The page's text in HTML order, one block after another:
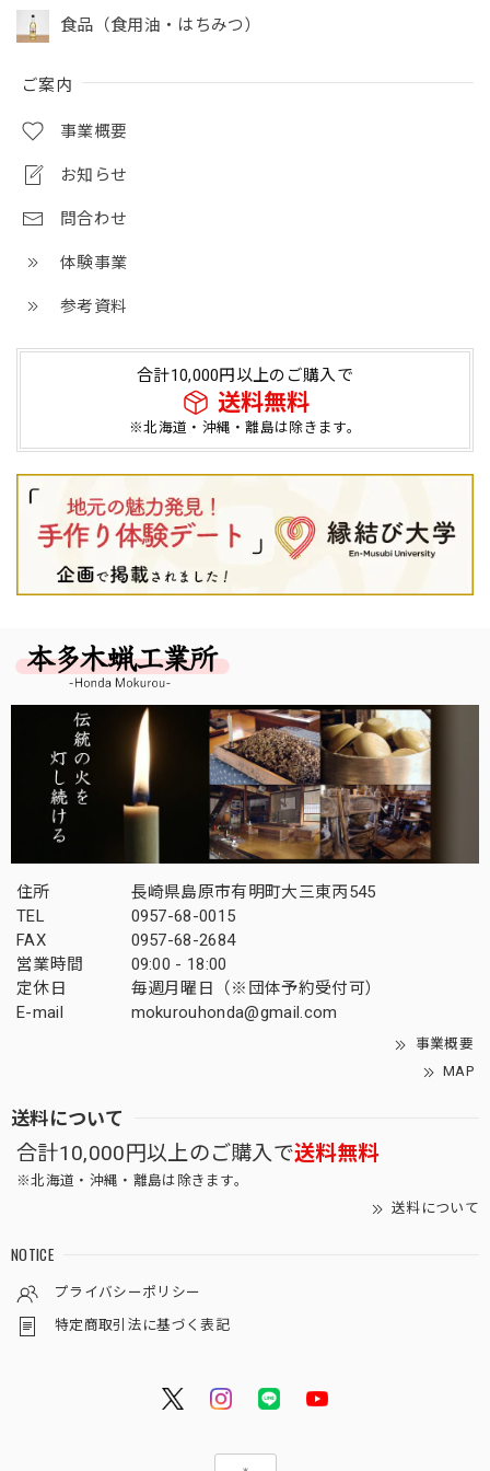
食品（食用油・はちみつ）
ご案内
事業概要
お知らせ
問合わせ
体験事業
参考資料
合計10,000円以上のご購入で
送料無料
※北海道・沖縄・離島は除きます。
住所
長崎県島原市有明町大三東丙545
TEL
0957-68-0015
FAX
0957-68-2684
営業時間
09:00 - 18:00
定休日
毎週月曜日（※団体予約受付可）
E-mail
mokurouhonda@gmail.com
事業概要
MAP
送料について
合計10,000円以上のご購入で送料無料
※北海道・沖縄・離島は除きます。
送料について
NOTICE
プライバシーポリシー
特定商取引法に基づく表記